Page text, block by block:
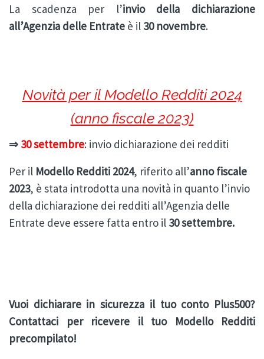
La scadenza per l’invio della dichiarazione
all’Agenzia delle Entrate è il 30 novembre.
Novità per il Modello Redditi 2024
(anno fiscale 2023)
⇒ 30 settembre: invio dichiarazione dei redditi
Per il Modello Redditi 2024, riferito all’anno fiscale
2023, è stata introdotta una novità in quanto l’invio
della dichiarazione dei redditi all’Agenzia delle
Entrate deve essere fatta entro il 30 settembre.
Vuoi dichiarare in sicurezza il tuo conto Plus500?
Contattaci per ricevere il tuo Modello Redditi
precompilato!